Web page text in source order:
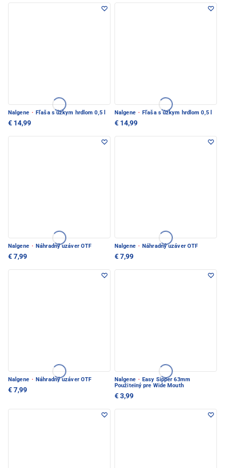
Nalgene · Fľaša s úzkym hrdlom 0,5 l
€ 14,99
Nalgene · Fľaša s úzkym hrdlom 0,5 l
€ 14,99
Nalgene · Náhradný uzáver OTF
€ 7,99
Nalgene · Náhradný uzáver OTF
€ 7,99
Nalgene · Náhradný uzáver OTF
€ 7,99
Nalgene · Easy Sipper 63mm
Použiteïný pre Wide Mouth
€ 3,99